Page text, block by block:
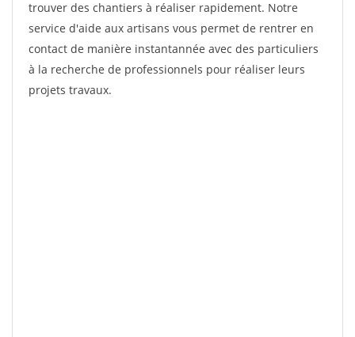
trouver des chantiers à réaliser rapidement. Notre
service d'aide aux artisans vous permet de rentrer en
contact de manière instantannée avec des particuliers
à la recherche de professionnels pour réaliser leurs
projets travaux.